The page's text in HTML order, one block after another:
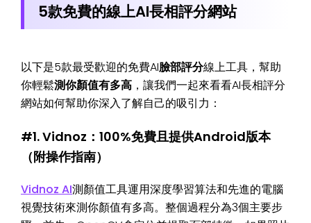
5款免費的線上AI長相評分網站
以下是5款最受歡迎的免費AI臉部評分線上工具，幫助
你輕鬆測你顏值有多高 ，讓我們一起來看看AI長相評分
網站如何幫助你深入了解自己的吸引力：
#1. Vidnoz：100%免費且提供Android版本
（附操作指南）
Vidnoz AI測顏值工具運用深度學習算法和先進的電腦
視覺技術來測你顏值有多高。整個過程分為3個主要步